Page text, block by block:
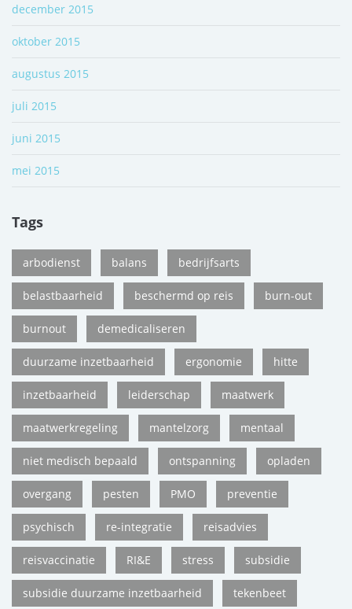
december 2015
oktober 2015
augustus 2015
juli 2015
juni 2015
mei 2015
Tags
arbodienst balans bedrijfsarts
belastbaarheid beschermd op reis burn-out
burnout demedicaliseren
duurzame inzetbaarheid ergonomie hitte
inzetbaarheid leiderschap maatwerk
maatwerkregeling mantelzorg mentaal
niet medisch bepaald ontspanning opladen
overgang pesten PMO preventie
psychisch re-integratie reisadvies
reisvaccinatie RI&E stress subsidie
subsidie duurzame inzetbaarheid tekenbeet